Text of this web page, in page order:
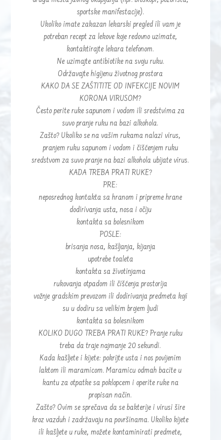
sportske manifestacije).
Ukoliko imate zakazan lekarski pregled ili vam je
potreban recept za lekove koje redovno uzimate,
kontaktirajte lekara telefonom.
Ne uzimajte antibiotike na svoju ruku.
Održavajte higijenu životnog prostora
KAKO DA SE ZAŠTITITE OD INFEKCIJE NOVIM
KORONA VIRUSOM?
Često perite ruke sapunom i vodom ili sredstvima za
suvo pranje ruku na bazi alkohola.
Zašto? Ukoliko se na vašim rukama nalazi virus,
pranjem ruku sapunom i vodom i čišćenjem ruku
sredstvom za suvo pranje na bazi alkohola ubijate virus.
KADA TREBA PRATI RUKE?
PRE:
neposrednog kontakta sa hranom i pripreme hrane
dodirivanja usta, nosa i očiju
kontakta sa bolesnikom
POSLE:
brisanja nosa, kašljanja, kijanja
upotrebe toaleta
kontakta sa životinjama
rukovanja otpadom ili čišćenja prostorija
vožnje gradskim prevozom ili dodirivanja predmeta koji
su u dodiru sa velikim brojem ljudi
kontakta sa bolesnikom
KOLIKO DUGO TREBA PRATI RUKE? Pranje ruku
treba da traje najmanje 20 sekundi.
Kada kašljete i kijete: pokrijte usta i nos povijenim
laktom ili maramicom. Maramicu odmah bacite u
kantu za otpatke sa poklopcem i operite ruke na
propisan način.
Zašto? Ovim se sprečava da se bakterije i virusi šire
kroz vazduh i zadržavaju na površinama. Ukoliko kijete
ili kašljete u ruke, možete kontaminirati predmete,